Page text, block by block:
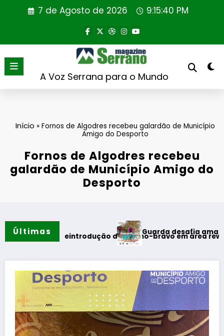
7 de Agosto de 2026 9:15:41 PM
A Voz Serrana para o Mundo
Início »Fornos de Algodres recebeu galardão de Município
Amigo do Desporto
Fornos de Algodres recebeu
galardão de Município Amigo do
Desporto
Últimas
reintrodução de coelho-bravo em área rewilding
Guarda desafia amantes do BTT na